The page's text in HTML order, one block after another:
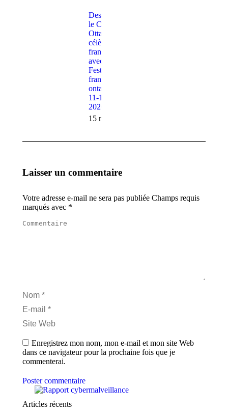
Destination
le Canada –
Ottawa
célèbre la
francophonie
avec le
Festival
franco-
ontarien du
11-13 juin
2026
15 mai 2026
Laisser un commentaire
Votre adresse e-mail ne sera pas publiée Champs requis
marqués avec *
Commentaire
Nom *
E-mail *
Site Web
Enregistrez mon nom, mon e-mail et mon site Web
dans ce navigateur pour la prochaine fois que je
commenterai.
Poster commentaire
Articles récents